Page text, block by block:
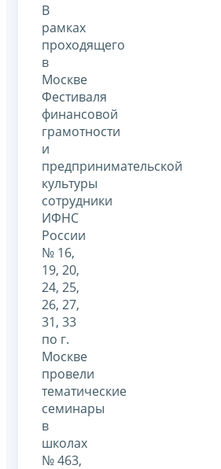
В
рамках
проходящего
в
Москве
Фестиваля
финансовой
грамотности
и
предпринимательской
культуры
сотрудники
ИФНС
России
№ 16,
19, 20,
24, 25,
26, 27,
31, 33
по г.
Москве
провели
тематические
семинары
в
школах
№ 463,